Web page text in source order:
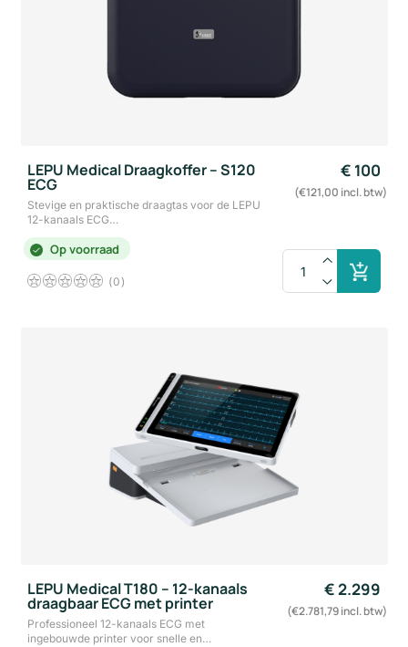
LEPU Medical Draagkoffer – S120
ECG
Stevige en praktische draagtas voor de LEPU
12-kanaals ECG…
€ 100
(€121,00 incl. btw)
Op voorraad
0
LEPU Medical T180 – 12-kanaals
draagbaar ECG met printer
Professioneel 12-kanaals ECG met
ingebouwde printer voor snelle en…
€2.299
(€2.781,79 incl. btw)